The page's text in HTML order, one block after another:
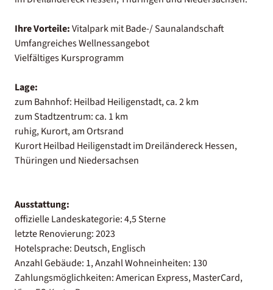
Ihre Vorteile:Vitalpark mit Bade-/ Saunalandschaft
Umfangreiches Wellnessangebot
Vielfältiges Kursprogramm
Lage:
zum Bahnhof: Heilbad Heiligenstadt, ca. 2 km
zum Stadtzentrum: ca. 1 km
ruhig, Kurort, am Ortsrand
Kurort Heilbad Heiligenstadt im Dreiländereck Hessen,
Thüringen und Niedersachsen
Ausstattung:
offizielle Landeskategorie: 4,5 Sterne
letzte Renovierung: 2023
Hotelsprache: Deutsch, Englisch
Anzahl Gebäude: 1, Anzahl Wohneinheiten: 130
Zahlungsmöglichkeiten: American Express, MasterCard,